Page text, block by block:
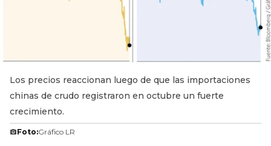
Los precios reaccionan luego de que las importaciones
chinas de crudo registraron en octubre un fuerte
crecimiento.
Foto:Gráfico LR